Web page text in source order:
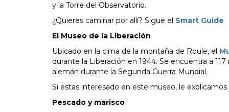
y la Torre del Observatorio.
¿Quieres caminar por allí? Sigue el Smart Guide
El Museo de la Liberación
Ubicado en la cima de la montaña de Roule, el
durante la Liberación en 1944. Se encuentra a
alemán durante la Segunda Guerra Mundial.
Si estas interesado en este museo, le
Pescado y marisco